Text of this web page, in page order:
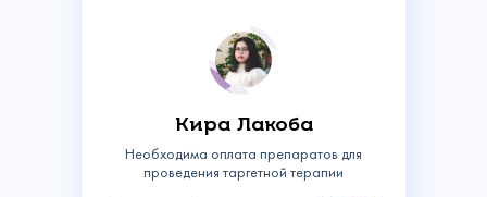
Кира Лакоба
Необходима оплата препаратов для
проведения таргетной терапии